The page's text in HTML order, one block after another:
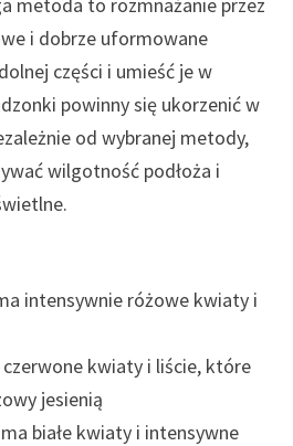
i dobrze uformowane
części i umieść je w
powinny się ukorzenić w
od wybranej metody,
wilgotność podłoża i
intensywnie różowe kwiaty i
czerwone kwiaty i liście, które
jesienią
białe kwiaty i intensywne